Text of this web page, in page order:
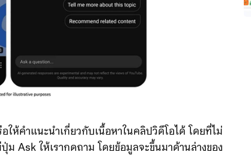
ให้คำแนะนำเกี่ยวกับเนื้อหาในคลิปวิดีโอได้ โดยที่ไม่
Ask ให้เรากดถาม โดยข้อมูลจะขึ้นมาด้านล่างของ